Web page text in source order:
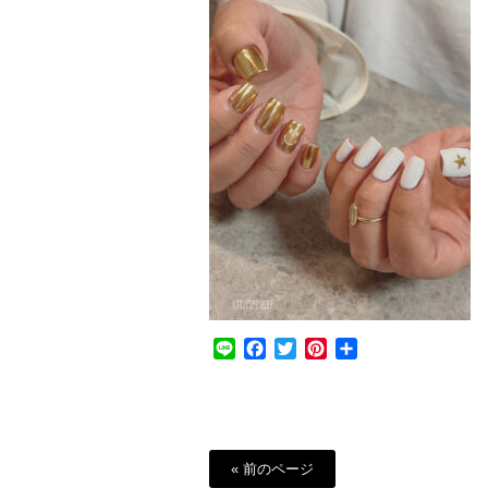
Line Facebook
TwitterPinterest
« 前のページ